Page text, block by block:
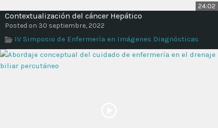
24:02
Contextualización del cáncer Hepático
Posted on 30 septiembre, 2022
IV Simposio de Enfermería en Imágenes Diagnósticas